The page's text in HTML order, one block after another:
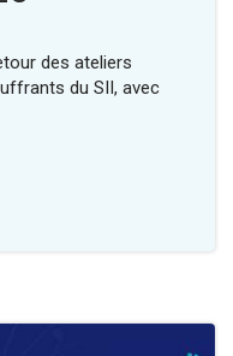
des ateliers
du SII, avec